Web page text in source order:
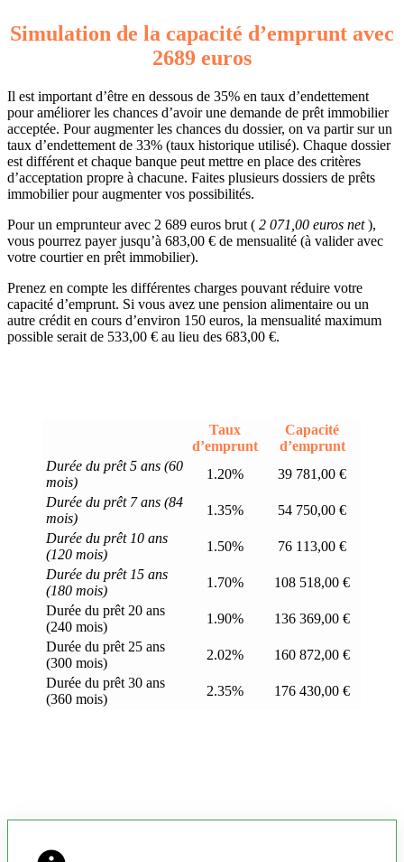
Simulation de la capacité d’emprunt avec
2689 euros
Il est important d’être en dessous de 35% en taux d’endettement
pour améliorer les chances d’avoir une demande de prêt immobilier
acceptée. Pour augmenter les chances du dossier, on va partir sur un
taux d’endettement de 33% (taux historique utilisé). Chaque dossier
est différent et chaque banque peut mettre en place des critères
d’acceptation propre à chacune. Faites plusieurs dossiers de prêts
immobilier pour augmenter vos possibilités.
Pour un emprunteur avec 2 689 euros brut ( 2 071,00 euros net),
vous pourrez payer jusqu’à 683,00 € de mensualité (à valider avec
votre courtier en prêt immobilier).
Prenez en compte les différentes charges pouvant réduire votre
capacité d’emprunt. Si vous avez une pension alimentaire ou un
autre crédit en cours d’environ 150 euros, la mensualité maximum
possible serait de 533,00 € au lieu des 683,00 €.
Taux
d’emprunt
Capacité
d’emprunt
Durée du prêt 5 ans (60
mois)
1.20%
39 781,00 €
Durée du prêt 7 ans (84
mois)
1.35%
54 750,00 €
Durée du prêt 10 ans
(120 mois)
1.50%
76 113,00 €
Durée du prêt 15 ans
(180 mois)
1.70%
108 518,00 €
Durée du prêt 20 ans
(240 mois)
1.90%
136 369,00 €
Durée du prêt 25 ans
(300 mois)
2.02%
160 872,00 €
Durée du prêt 30 ans
(360 mois)
2.35% 176 430,00 €